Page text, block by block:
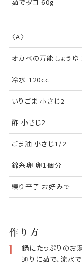
〈A〉
オカベの万能しょう
冷水 120cc
いりごま 小さじ2
酢 小さじ2
ごま油 小さじ1/2
錦糸卵 卵1個分
練り辛子 お好みで
作り方
1
鍋にたっぷりのお
通りに茹で、流水